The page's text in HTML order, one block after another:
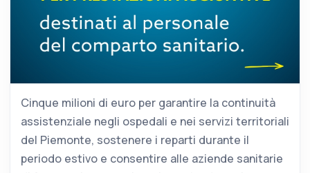
Cinque milioni di euro per garantire la continuità
assistenziale negli ospedali e nei servizi territoriali
del Piemonte, sostenere i reparti durante il
periodo estivo e consentire alle aziende sanitarie